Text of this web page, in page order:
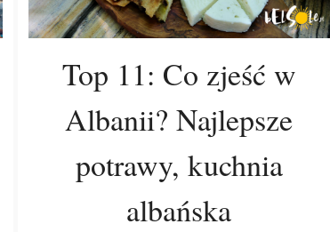
Top 11: Co zjeść w
Albanii? Najlepsze
potrawy, kuchnia
albańska